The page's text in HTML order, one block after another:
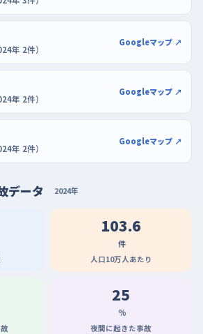
まず駐車に自信がつくと、走行中の気持ち
年 2件）
Googleマップ ↗
年 2件）
Googleマップ ↗
年 2件）
Googleマップ ↗
データ 2024年
103.6
件
人口10万人あたり
25
%
夜間に起きた事故